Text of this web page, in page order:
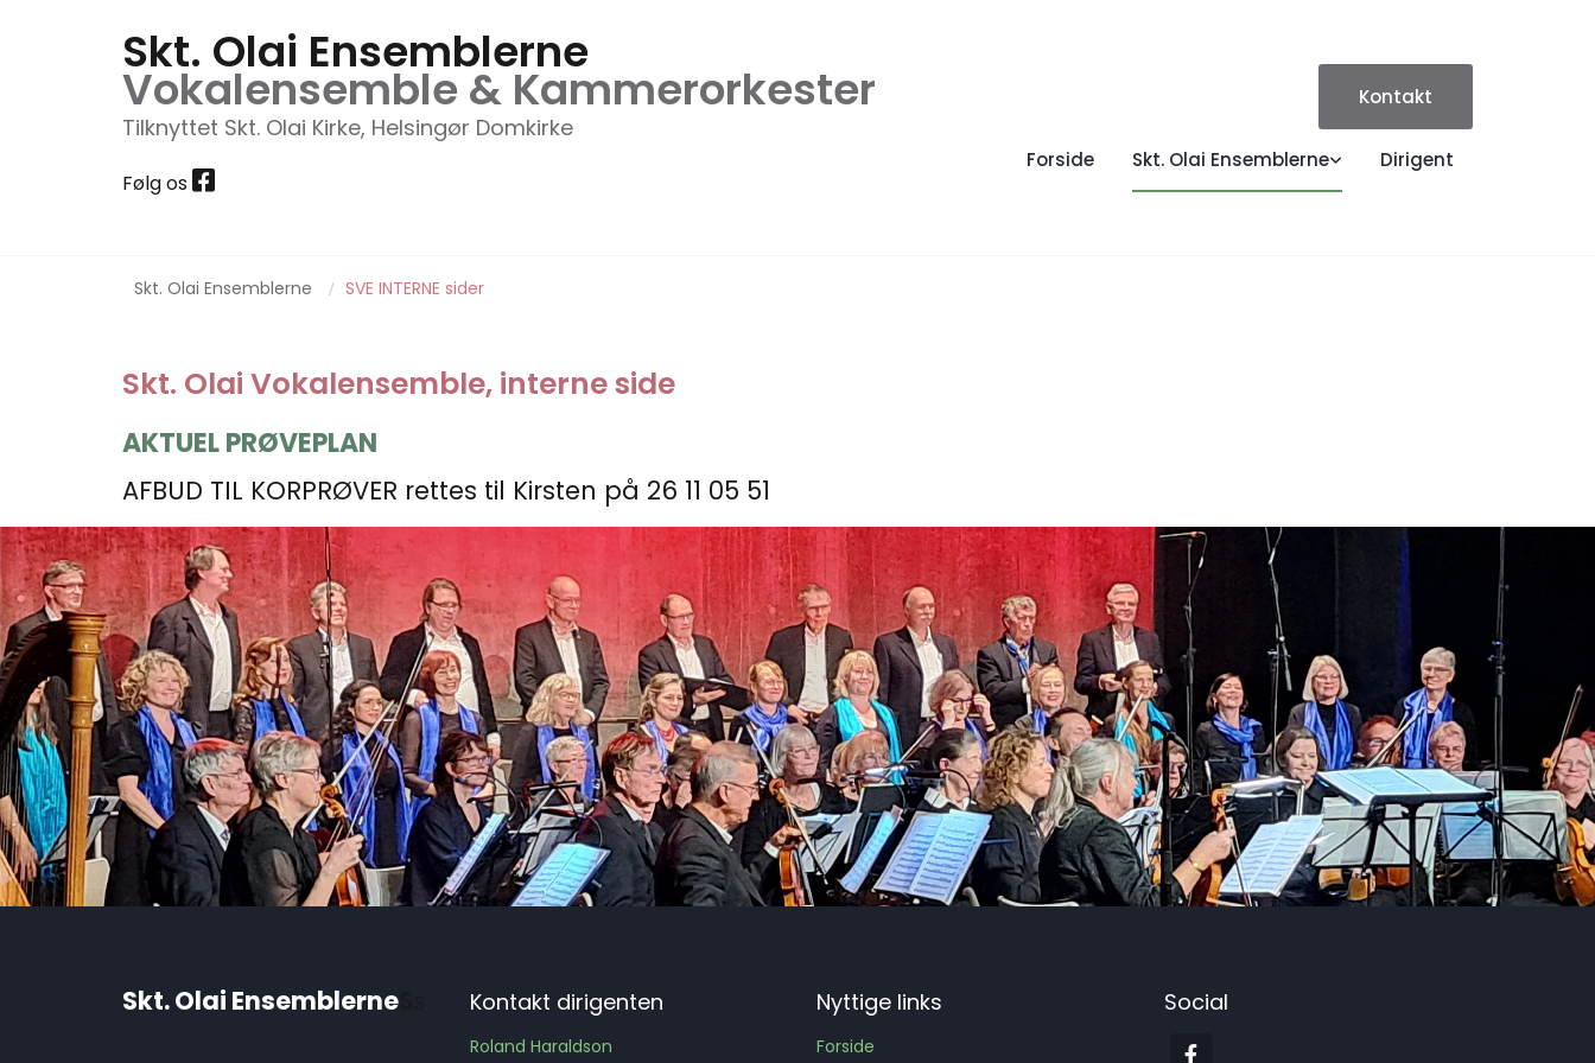
Skt. Olai Ensemblerne
Vokalensemble & Kammerorkester
Tilknyttet Skt. Olai Kirke, Helsingør Domkirke
Følg os 
Kontakt
Forside Skt. Olai Ensemblerne Dirigent
Skt. Olai Ensemblerne / SVE INTERNE sider
Skt. Olai Vokalensemble, interne side
AKTUEL PRØVEPLAN
AFBUD TIL KORPRØVER rettes til Kirsten på 26 11 05 51
Skt. Olai Ensemblerne Kontakt dirigenten
Roland Haraldson
Nyttige links
Forside
Social